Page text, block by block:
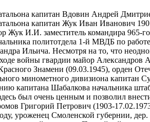
капитан Вдовин Андрей
капитан Жук Иван Иванович
Жук И.И. заместитель командира 965-
политотдела 1-й МВДБ по
Ильича. Несмотря на то, что
войны гвардии майор Александров
Знамени (09.03.1945), орден
минометного дивизиона капитан
капитана Шабалкова начальника
был очень ценным и позволил
Григорий Петрович (1903-
уроженец Смоленской губернии,